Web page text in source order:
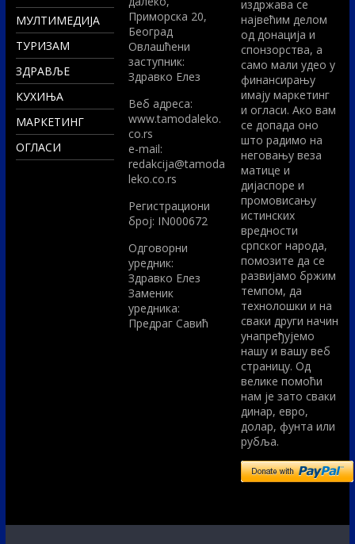
МУЛТИМЕДИЈА
ТУРИЗАМ
ЗДРАВЉЕ
КУХИЊА
МАРКЕТИНГ
ОГЛАСИ
Приморска 20,
Београд
Овлашћени
заступник:
Здравко Елез
Вeб адреса:
www.tamodaleko.
co.rs
e-mail:
redakcija@tamoda
leko.co.rs
Регистрациони
број: IN000672
Одговорни
уредник:
Здравко Елез
Заменик
уредника:
Предраг Савић
издржава се
највећим делом
од донација и
спонзорства, а
само мали удео у
финансирању
имају маркетинг
и огласи. Ако вам
се допада оно
што радимо на
неговању веза
матице и
дијаспоре и
промовисању
истинских
вредности
српског народа,
помозите да се
развијамо бржим
темпом, да
технолошки и на
сваки други начин
унапређујемо
нашу и вашу веб
страницу. Од
велике помоћи
нам је зато сваки
динар, евро,
долар, фунта или
рубља.